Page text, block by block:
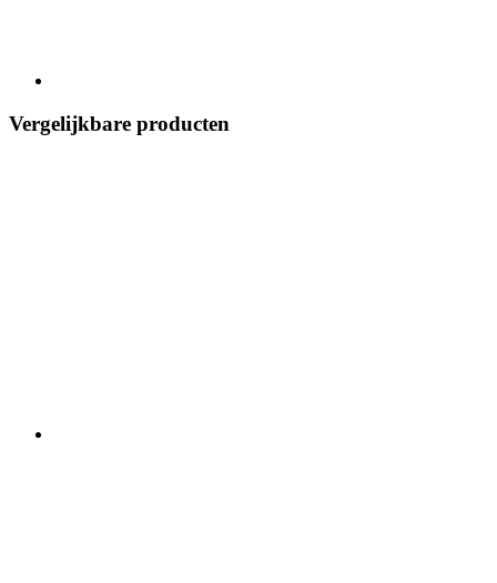
Vergelijkbare producten